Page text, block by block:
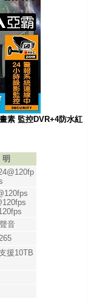
素 監控DVR+4防水紅
明
音
援10TB